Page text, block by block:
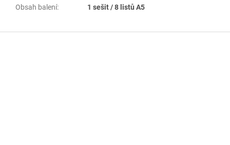
Obsah balení: 1 sešit / 8 listů A5